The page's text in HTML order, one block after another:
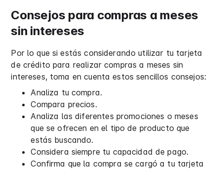
Consejos para compras a meses
sin intereses
Por lo que si estás considerando utilizar tu tarjeta
de crédito para realizar compras a meses sin
intereses, toma en cuenta estos sencillos consejos:
Analiza tu compra.
Compara precios.
Analiza las diferentes promociones o meses
que se ofrecen en el tipo de producto que
estás buscando.
Considera siempre tu capacidad de pago.
Confirma que la compra se cargó a tu tarjeta